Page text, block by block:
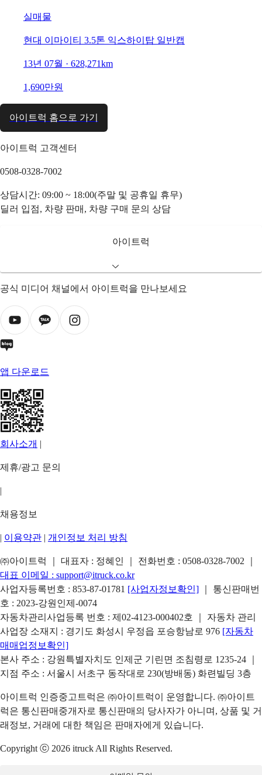
실매물
현대 이마이티 3.5톤 익스하이탑 일반캡
13년 07월 · 628,271km
1,690만원
아이트럭 홈으로 가기
아이트럭 고객센터
0508-0328-7002
상담시간: 09:00 ~ 18:00(주말 및 공휴일 휴무)
딜러 입점, 차량 판매, 차량 구매 문의 상담
아이트럭
공식 미디어 채널에서 아이트럭을 만나보세요
앱 다운로드
회사소개 |
제휴/광고 문의
|
채용정보
| 이용약관 | 개인정보 처리 방침
㈜아이트럭 ｜ 대표자 : 정혜인 ｜ 전화번호 : 0508-0328-7002
대표 이메일 : support@itruck.co.kr
사업자등록번호 : 853-87-01781 [사업자정보확인]
｜ 통신판매번
호 : 2023-강원인제-0074
자동차관리사업등록 번호 : 제02-4123-000402호 ｜ 자동차 관리
사업장 소재지 : 경기도 화성시 우정읍 포승항남로 976 [자동차
매매업정보확인]
본사 주소 : 강원특별자치도 인제군 기린면 조침령로 1235-24 ｜
지점 주소 : 서울시 서초구 동작대로 230(방배동) 화련빌딩 3층
아이트럭 인증중고트럭은 ㈜아이트럭이 운영합니다. ㈜아이트
럭은 통신판매중개자로 통신판매의 당사자가 아니며, 상품 및 거
래정보, 거래에 대한 책임은 판매자에게 있습니다.
Copyright ⓒ 2026 itruck All Rights Reserved.